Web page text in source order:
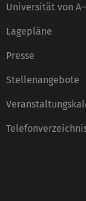
Universität von
Lagepläne
Presse
Stellenangebote